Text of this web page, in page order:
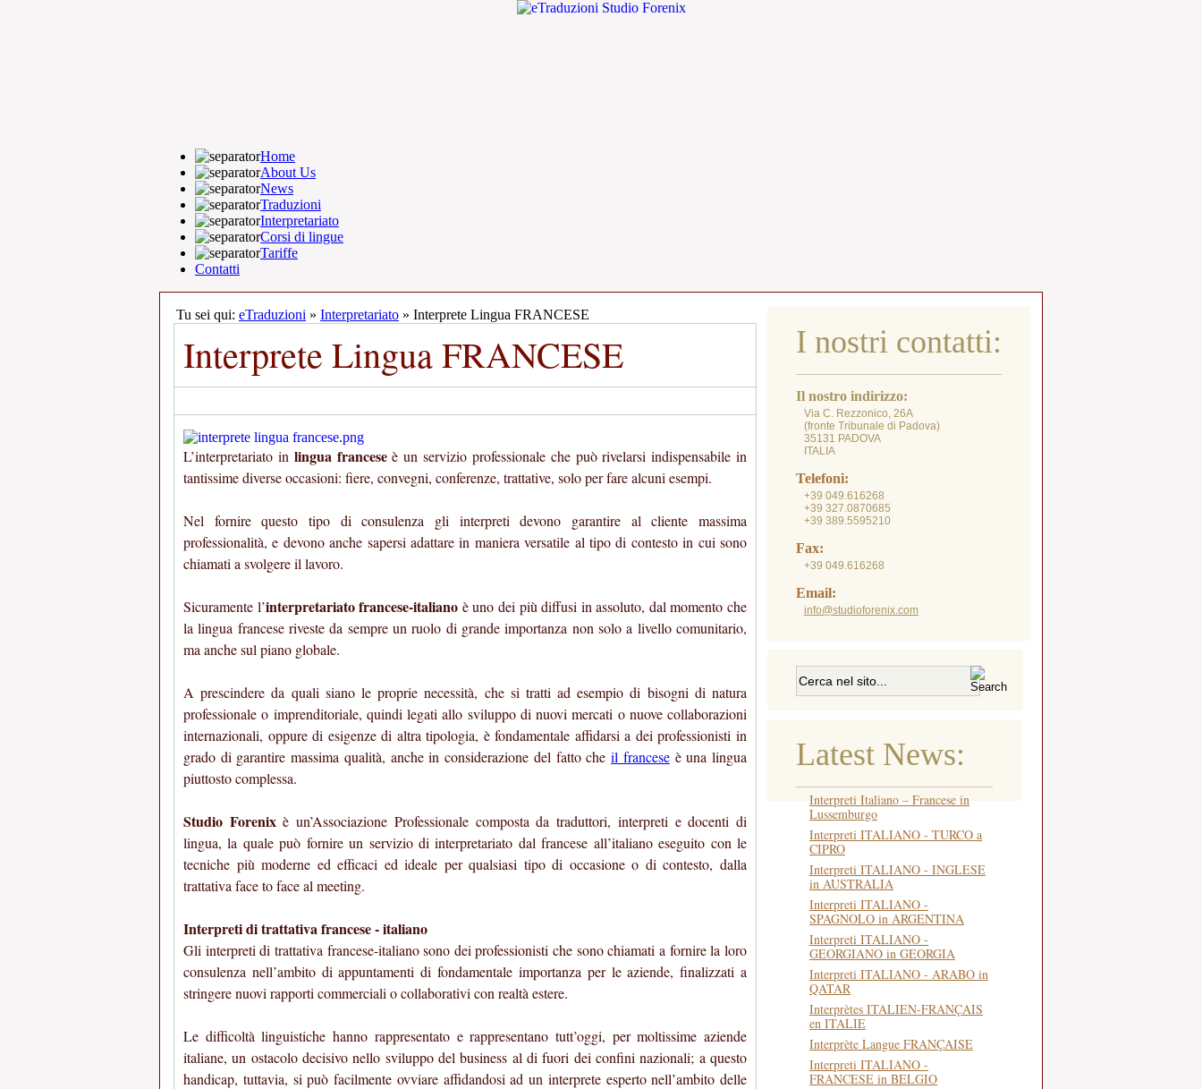
Home
About Us
News
Traduzioni
Interpretariato
Corsi di lingue
Tariffe
Contatti
Tu sei qui: eTraduzioni » Interpretariato » Interprete Lingua FRANCESE
Interprete Lingua FRANCESE
L’interpretariato in lingua franceseè un servizio professionale che può rivelarsi indispensabile in
tantissime diverse occasioni: fiere, convegni, conferenze, trattative, solo per fare alcuni esempi.
Nel fornire questo tipo di consulenza gli interpreti devono garantire al cliente massima
professionalità, e devono anche sapersi adattare in maniera versatile al tipo di contesto in cui sono
chiamati a svolgere il lavoro.
Sicuramente l’interpretariato francese-italiano è uno dei più diffusi in assoluto, dal momento che
la lingua francese riveste da sempre un ruolo di grande importanza non solo a livello comunitario,
ma anche sul piano globale.
A prescindere da quali siano le proprie necessità, che si tratti ad esempio di bisogni di natura
professionale o imprenditoriale, quindi legati allo sviluppo di nuovi mercati o nuove collaborazioni
internazionali, oppure di esigenze di altra tipologia, è fondamentale affidarsi a dei professionisti in
grado di garantire massima qualità, anche in considerazione del fatto cheil franceseè una lingua
piuttosto complessa.
Studio Forenixè un’Associazione Professionale composta da traduttori, interpreti e docenti di
lingua, la quale può fornire un servizio di interpretariato dal francese all’italiano eseguito con le
tecniche più moderne ed efficaci ed ideale per qualsiasi tipo di occasione o di contesto, dalla
trattativa face to face al meeting.
Interpreti di trattativa francese - italiano
Gli interpreti di trattativa francese-italiano sono dei professionisti che sono chiamati a fornire la loro
consulenza nell’ambito di appuntamenti di fondamentale importanza per le aziende, finalizzati a
stringere nuovi rapporti commerciali o collaborativi con realtà estere.
Le difficoltà linguistiche hanno rappresentato e rappresentano tutt’oggi, per moltissime aziende
italiane, un ostacolo decisivo nello sviluppo del business al di fuori dei confini nazionali; a questo
handicap, tuttavia, si può facilmente ovviare affidandosi ad un interprete esperto nell’ambito delle
I nostri contatti:
Il nostro indirizzo:
Via C. Rezzonico, 26A
(fronte Tribunale di Padova)
35131 PADOVA
ITALIA
Telefoni:
+39 049.616268
+39 327.0870685
+39 389.5595210
Fax:
+39 049.616268
Email:
info@studioforenix.com
Latest News:
Interpreti Italiano – Francese in
Lussemburgo
Interpreti ITALIANO - TURCO a
CIPRO
Interpreti ITALIANO - INGLESE
in AUSTRALIA
Interpreti ITALIANO -
SPAGNOLO in ARGENTINA
Interpreti ITALIANO -
GEORGIANO in GEORGIA
Interpreti ITALIANO - ARABO in
QATAR
Interprètes ITALIEN-FRANÇAIS
en ITALIE
Interprète Langue FRANÇAISE
Interpreti ITALIANO -
FRANCESE in BELGIO